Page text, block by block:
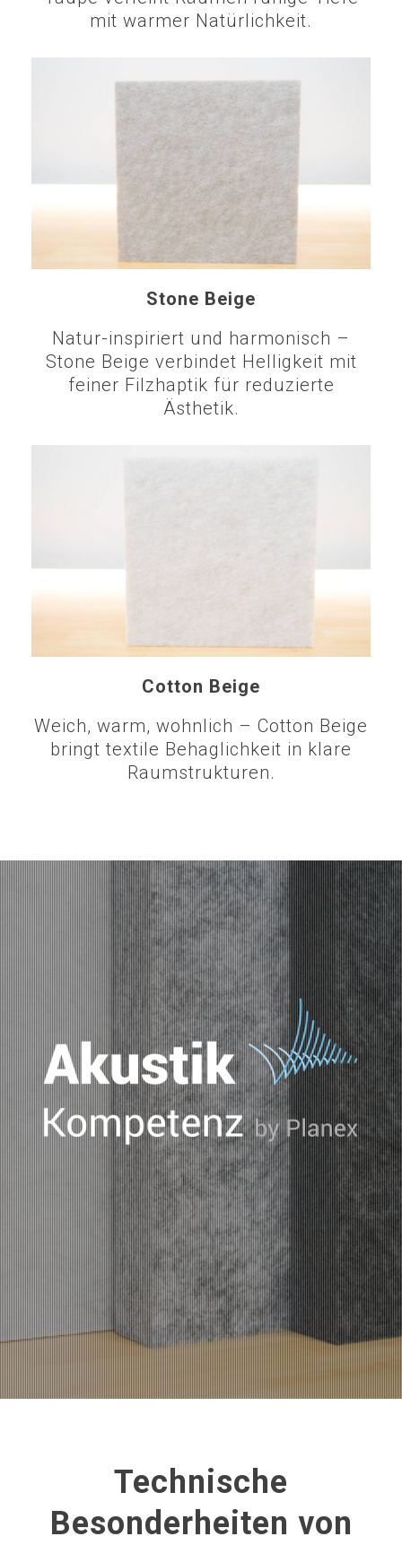
mit warmer Natürlichkeit.
Stone Beige
Natur-inspiriert und harmonisch –
Stone Beige verbindet Helligkeit mit
feiner Filzhaptik für reduzierte
Ästhetik.
Cotton Beige
Weich, warm, wohnlich – Cotton Beige
bringt textile Behaglichkeit in klare
Raumstrukturen.
Technische
Besonderheiten von